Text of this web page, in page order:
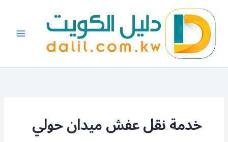
المحتوى
خدمة نقل عفش ميدان حولي